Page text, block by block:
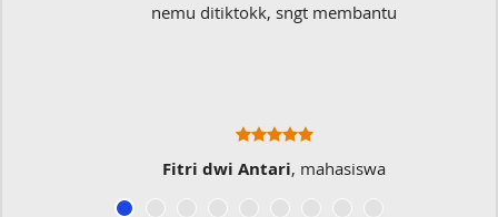
nemu ditiktokk, sngt membantu
Fitri dwi Antari, mahasiswa